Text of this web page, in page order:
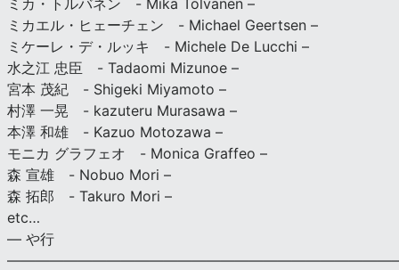
ミカエル・ヒェーチェン - Michael Geertsen –
ミケーレ・デ・ルッキ - Michele De Lucchi –
水之江 忠臣 - Tadaomi Mizunoe –
宮本 茂紀 - Shigeki Miyamoto –
村澤 一晃 - kazuteru Murasawa –
本澤 和雄 - Kazuo Motozawa –
モニカ グラフェオ - Monica Graffeo –
森 宣雄 - Nobuo Mori –
森 拓郎 - Takuro Mori –
etc…
— や行